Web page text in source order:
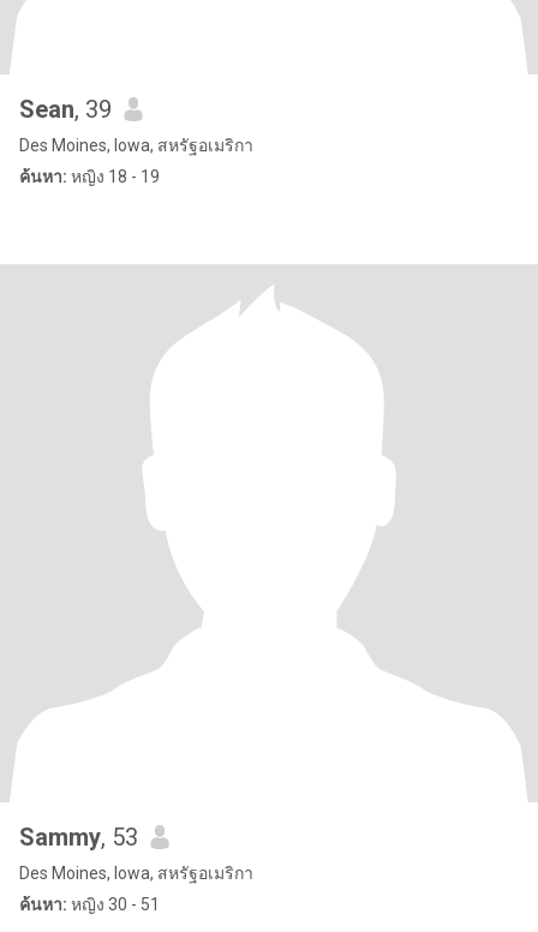
Sean, 39
Des Moines, Iowa, สหรัฐอเมริกา
ค้นหา: หญิง 18 - 19
Sammy, 53
Des Moines, Iowa, สหรัฐอเมริกา
ค้นหา: หญิง 30 - 51